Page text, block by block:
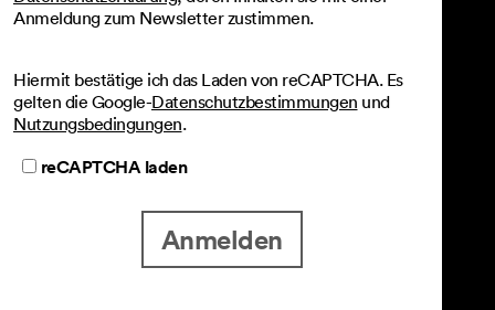
Anmeldung zum Newsletter zustimmen.
Hiermit bestätige ich das Laden von reCAPTCHA. Es
gelten die Google-Datenschutzbestimmungen und
Nutzungsbedingungen.
reCAPTCHA laden
Anmelden